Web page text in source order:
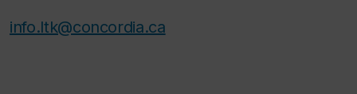
info.ltk@concordia.ca